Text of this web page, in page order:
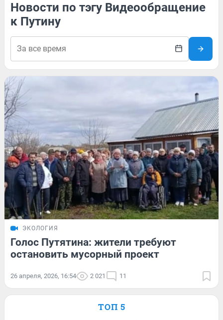
Новости по тэгу Видеообращение
к Путину
ЭКОЛОГИЯ
Голос Путятина: жители требуют
остановить мусорный проект
26 апреля, 2026, 16:54 2 021 11
ТОП 5